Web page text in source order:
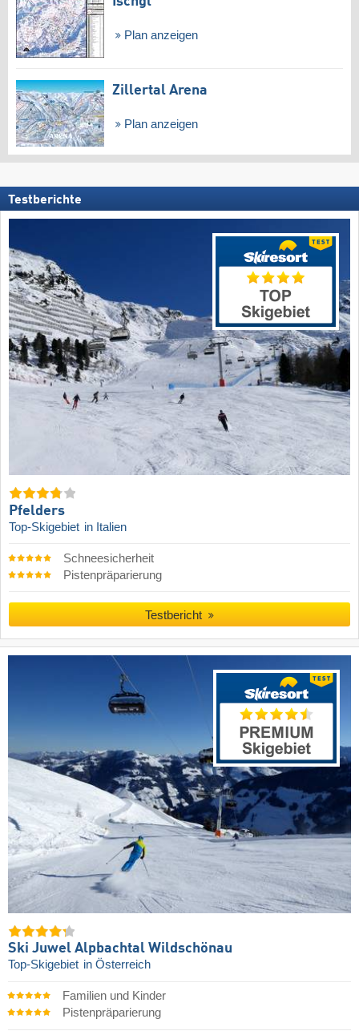
Plan anzeigen
Zillertal Arena
Plan anzeigen
Testberichte
Pfelders
Top-Skigebiet in Italien
Schneesicherheit
Pistenpräparierung
Testbericht
Ski Juwel Alpbachtal Wildschönau
Top-Skigebiet in Österreich
Familien und Kinder
Pistenpräparierung